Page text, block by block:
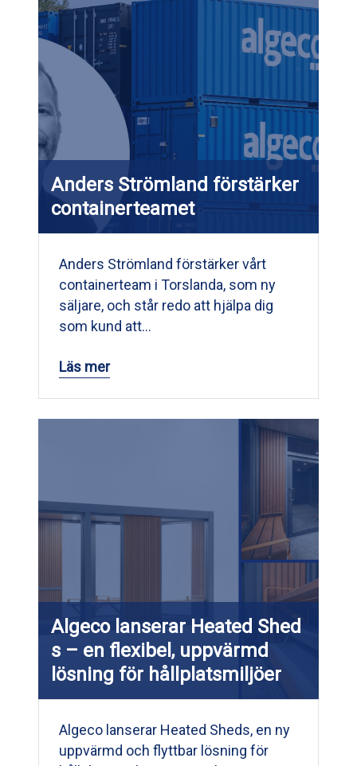
Anders Strömland förstärker
containerteamet
Anders Strömland förstärker vårt
containerteam i Torslanda, som ny
säljare, och står redo att hjälpa dig
som kund att…
Läs mer
Algeco lanserar Heated Shed
s – en flexibel, uppvärmd
lösning för hållplatsmiljöer
Algeco lanserar Heated Sheds, en ny
uppvärmd och flyttbar lösning för